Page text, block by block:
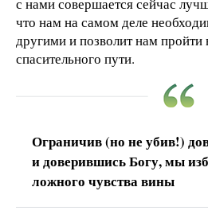
что нам на самом деле
другими и позволит нам пройти
спасительного пути.
Ограничив (но не убив!)
и доверившись Богу, мы
ложного чувства вины